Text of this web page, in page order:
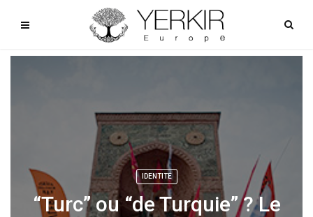
IDENTITÉ
“Turc” ou “de Turquie” ? Le